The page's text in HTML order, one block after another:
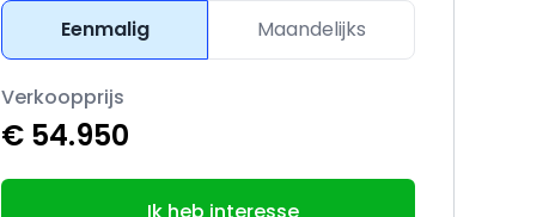
Eenmalig
Maandelijks
Verkoopprijs
€ 54.950